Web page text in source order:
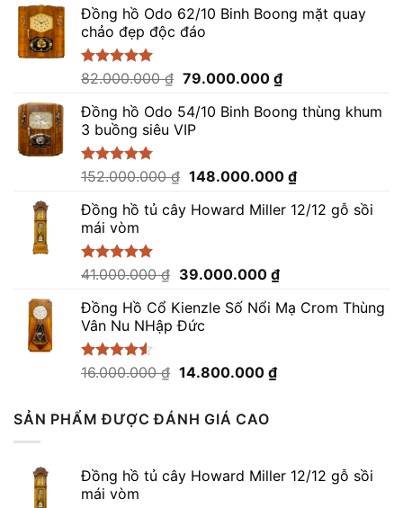
Đồng hồ Odo 62/10 Binh Boong mặt quay
chảo đẹp độc đáo
Được xếp
5 sao
82.000.000₫ Giá
là:
82.000.000 ₫.
79.000.000 ₫Giá
tại
Đồng hồ Odo 54/10 Binh Boong thùng khum
3 buồng siêu VIP
Được xếp
5 sao
152.000.000₫ Giá
là:
148.000.000 ₫Giá
tại
Đồng hồ tủ cây Howard Miller 12/12 gỗ sồi
mái vòm
Được xếp
5 sao
41.000.000₫ Giá
là:
41.000.000 ₫.
39.000.000 ₫Giá
tại
Đồng Hồ Cổ Kienzle Số Nổi Mạ Crom Thùng
Vân Nu NHập Đức
Được xếp
16.000.000₫ Giá
là:
16.000.000 ₫.
14.800.000 ₫Giá
SẢN PHẨM ĐƯỢC ĐÁNH GIÁ CAO
Đồng hồ tủ cây Howard Miller 12/12 gỗ sồi
mái vòm